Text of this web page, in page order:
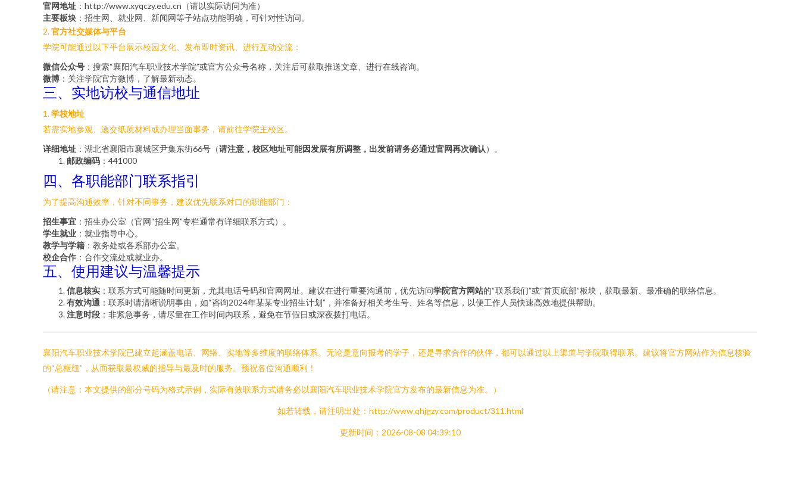
官网地址 ：http://www.xyqczy.edu.cn（请以实际访问为准）
主要板块 ：招生网、就业网、新闻网等子站点功能明确，可针对性访问。
2.官方社交媒体与平台
学院可能通过以下平台展示校园文化、发布即时资讯、进行互动交流：
微信公众号 ：搜索“襄阳汽车职业技术学院”或官方公众号名称，关注后可获取推送文章、进行在线咨询。
微博 ：关注学院官方微博，了解最新动态。
三、实地访校与通信地址
1.学校地址
若需实地参观、递交纸质材料或办理当面事务，请前往学院主校区。
详细地址 ：湖北省襄阳市襄城区尹集东街66号（请注意，校区地址可能因发展有所调整，出发前请务必通过官网再次确认）。
邮政编码 ：441000
四、各职能部门联系指引
为了提高沟通效率，针对不同事务，建议优先联系对口的职能部门：
招生事宜 ：招生办公室（官网“招生网”专栏通常有详细联系方式）。
学生就业 ：就业指导中心。
教学与学籍 ：教务处或各系部办公室。
校企合作 ：合作交流处或就业办。
五、使用建议与温馨提示
信息核实 ：联系方式可能随时间更新，尤其电话号码和官网网址。建议在进行重要沟通前，优先访问学院官方网站的“联系我们”或“首页底部”板块，获取最新、最准确的联络信息。
有效沟通 ：联系时请清晰说明事由，如“咨询2024年某某专业招生计划”，并准备好相关考生号、姓名等信息，以便工作人员快速高效地提供帮助。
注意时段 ：非紧急事务，请尽量在工作时间内联系，避免在节假日或深夜拨打电话。
襄阳汽车职业技术学院已建立起涵盖电话、网络、实地等多维度的联络体系。无论是意向报考的学子，还是寻求合作的伙伴，都可以通过以上渠道与学院取得联系。建议将官方网站作为信息核验
的“总枢纽”，从而获取最权威的指导与最及时的服务。预祝各位沟通顺利！
（请注意：本文提供的部分号码为格式示例，实际有效联系方式请务必以襄阳汽车职业技术学院官方发布的最新信息为准。）
如若转载，请注明出处：http://www.qhjgzy.com/product/311.html
更新时间：2026-08-08 04:39:10